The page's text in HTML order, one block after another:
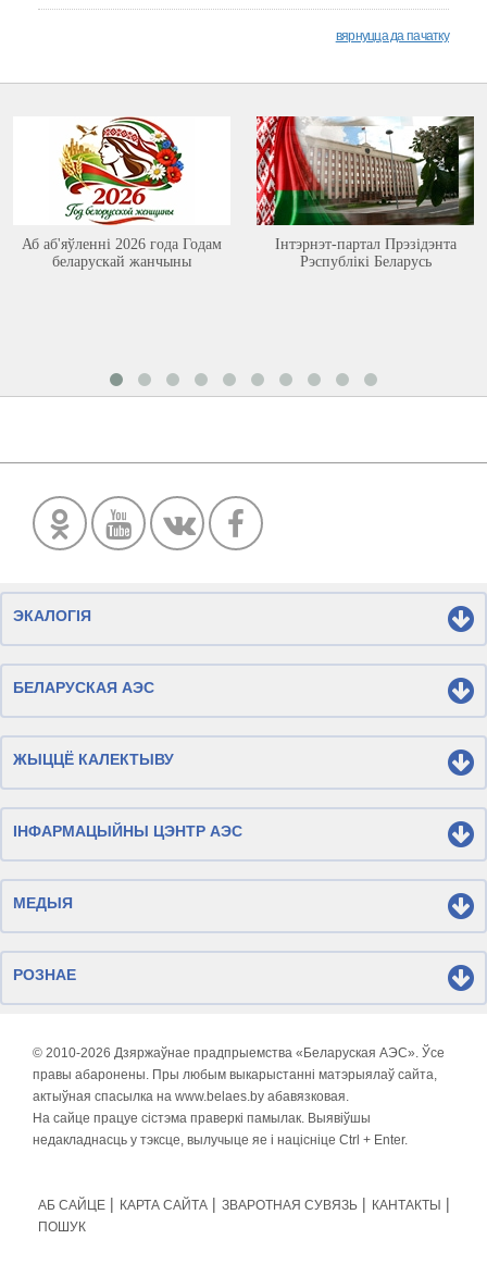
вярнуцца да пачатку
Аб аб'яўленні 2026 года Годам
беларускай жанчыны
Інтэрнэт-партал Прэзідэнта
Рэспублікі Беларусь
ЭКАЛОГІЯ
БЕЛАРУСКАЯ АЭС
ЖЫЦЦЁ КАЛЕКТЫВУ
ІНФАРМАЦЫЙНЫ ЦЭНТР АЭС
МЕДЫЯ
РОЗНАЕ
© 2010-2026 Дзяржаўнае прадпрыемства «Беларуская АЭС». Ўсе
правы абаронены. Пры любым выкарыстанні матэрыялаў сайта,
актыўная спасылка на www.belaes.by абавязковая.
На сайце працуе сістэма праверкі памылак. Выявіўшы
недакладнасць у тэксце, вылучыце яе і націсніце Ctrl + Enter.
АБ САЙЦЕ КАРТА САЙТА ЗВАРОТНАЯ СУВЯЗЬ
КАНТАКТЫ
ПОШУК